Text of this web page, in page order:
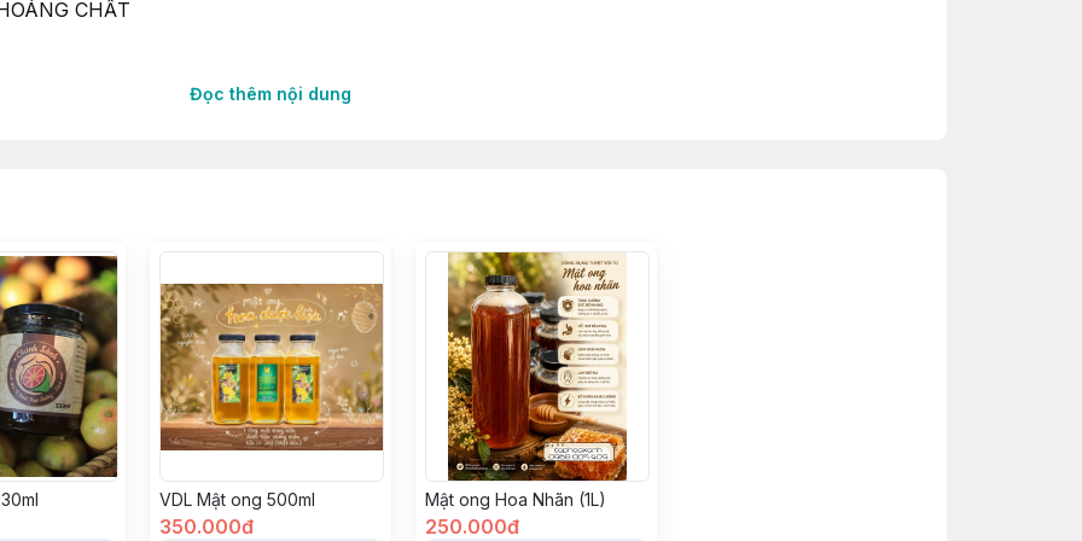
CHẤT
từ dừa. Sản phẩm được thu thủ công bằng kỹ thuật mát-xa hoa dừa và thu mật truyền thống của
Đọc thêm nội dung
VDL Mật ong 500ml
350.000đ
Mật ong Hoa Nhãn (1L)
250.000đ